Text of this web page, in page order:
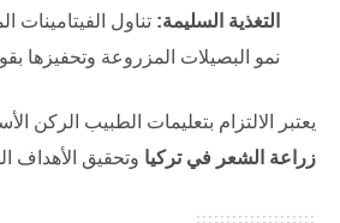
التغذية السليمة: تناول الفيتامينات
نمو البصيلات المزروعة وتحفيزها
يعتبر الالتزام بتعليمات الطبيب الركن
زراعة الشعر في تركيا وتحقيق الأهداف